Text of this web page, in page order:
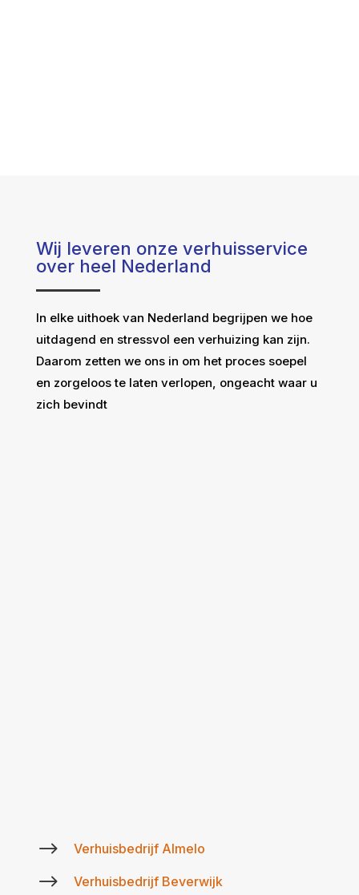
Wij leveren onze verhuisservice
over heel Nederland
In elke uithoek van Nederland begrijpen we hoe
uitdagend en stressvol een verhuizing kan zijn.
Daarom zetten we ons in om het proces soepel
en zorgeloos te laten verlopen, ongeacht waar u
zich bevindt
$ Verhuisbedrijf Almelo
$ Verhuisbedrijf Beverwijk